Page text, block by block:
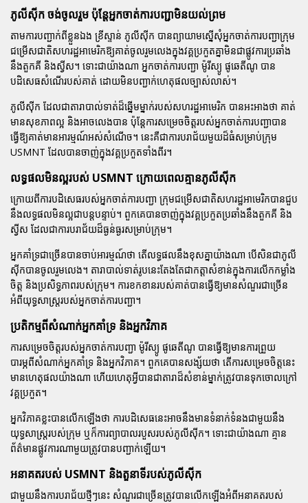
ភូលីស៊ីក ចង់ចូលរួម ប៉ុន្តែអ្នកចាត់ការបញ្ជាមិនយល់ព្រម
តាមការបញ្ជាក់ពីខ្លួនឯង ខ្រីស្ទាន់ ភូលីស៊ីក បានព្យាយាមស្នើសុំអ្នកចាត់ការបញ្ជាក្រុម
ជម្រើសជាតិសហរដ្ឋអាមេរិកឱ្យគាត់ចូលរួមលេងក្នុងវគ្គប្រកួតគ្នាមិនជាផ្លូវការប្រឆាំង
នឹងតួកគី និងស្វីស។ ទោះជាយ៉ាងណា អ្នកចាត់ការបញ្ជា ម៉ូរីស្យូ ផូឆេតីណូ បាន
បដិសេធសំណើរបស់គាត់ ដោយមិនបញ្ជាក់ហេតុផលច្បាស់លាស់។
ភូលីស៊ីក ដែលជាតារាបាល់ទាត់ដ៏ឆ្នើមម្នាក់របស់សហរដ្ឋអាមេរិក បានអះអាងថា គាត់
មានសុខភាពល្អ និងអាចលេងបាន ប៉ុន្តែការសម្រេចចិត្តរបស់អ្នកចាត់ការបញ្ជាបាន
ធ្វើឱ្យគាត់មានអារម្មណ៍អស់សំណើច។ នេះគឺជាការបរាជ័យមួយដ៏ធំសម្រាប់ក្រុម
USMNT ដែលបានចាញ់ក្នុងវគ្គប្រកួតទាំងពីរ។
លទ្ធផលមិនល្អរបស់ USMNT ក្រោយពេលគ្មានភូលីស៊ីក
ក្រោយពីការបដិសេធរបស់អ្នកចាត់ការបញ្ជា ក្រុមជម្រើសជាតិសហរដ្ឋអាមេរិកបានជួប
នឹងលទ្ធផលមិនល្អជាបន្តបន្ទាប់។ ពួកគេបានចាញ់ក្នុងវគ្គប្រកួតប្រឆាំងនឹងតួកគី និង
ស្វីស ដែលជាការបរាជ័យដ៏ធ្ងន់ធ្ងរសម្រាប់ក្រុម។
អ្នកគាំទ្រជាច្រើនបានចាប់អារម្មណ៍ថា តើលទ្ធផលនឹងខុសគ្នាយ៉ាងណា បើសិនជាភូលី
ស៊ីកបានចូលរួមលេង។ តារាបាល់ទាត់រូបនេះតែងតែជាកត្តាសំខាន់ក្នុងការលើកកម្លាំង
ចិត្ត និងប្រសិទ្ធភាពរបស់ក្រុម។ ការខកខានរបស់គាត់បានធ្វើឱ្យមានសំណួរជាច្រើន
អំពីយុទ្ធសាស្ត្ររបស់អ្នកចាត់ការបញ្ជា។
ប្រតិកម្មពីសំណាក់អ្នកគាំទ្រ និងអ្នកវិភាគ
ការសម្រេចចិត្តរបស់អ្នកចាត់ការបញ្ជា ម៉ូរីស្យូ ផូឆេតីណូ បានធ្វើឱ្យមានការព្រួយ
បារម្ភពីសំណាក់អ្នកគាំទ្រ និងអ្នកវិភាគ។ ពួកគេបានសង្ស័យថា តើការសម្រេចចិត្តនេះ
មានហេតុផលយ៉ាងណា ហើយហេតុអ្វីបានជាតារាដ៏សំខាន់ម្នាក់ត្រូវបានទុកចោលក្រៅ
វគ្គប្រកួត។
អ្នកវិភាគខ្លះបានលើកឡើងថា ការបដិសេធនេះអាចនឹងមានទំនាក់ទំនងជាមួយនឹង
យុទ្ធសាស្ត្ររបស់ក្រុម ឬក៏ការព្យាបាលរបួសរបស់ភូលីស៊ីក។ ទោះជាយ៉ាងណា គ្មាន
ព័ត៌មានផ្លូវការណាមួយត្រូវបានបញ្ជាក់ឡើយ។
អនាគតរបស់ USMNT និងតួនាទីរបស់ភូលីស៊ីក
ជាមួយនឹងការបរាជ័យថ្មីៗនេះ សំណួរជាច្រើនត្រូវបានលើកឡើងអំពីអនាគតរបស់